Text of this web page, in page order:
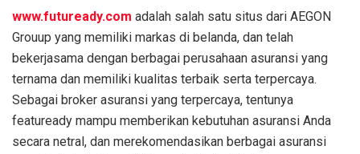
www.futuready.com adalah salah satu situs dari AEGON
Grouup yang memiliki markas di belanda, dan telah
bekerjasama dengan berbagai perusahaan asuransi yang
ternama dan memiliki kualitas terbaik serta terpercaya.
Sebagai broker asuransi yang terpercaya, tentunya
featuready mampu memberikan kebutuhan asuransi Anda
secara netral, dan merekomendasikan berbagai asuransi